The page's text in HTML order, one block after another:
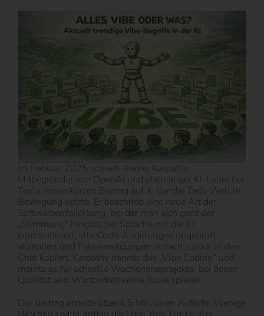
Im Februar 2025 schrieb Andrej Karpathy,
Mitbegründer von OpenAI und ehemaliger KI-Leiter bei
Tesla, einen kurzen Beitrag auf X, der die Tech-Welt in
Bewegung setzte. Er beschrieb eine neue Art der
Softwareentwicklung, bei der man sich ganz der
„Stimmung“ hingibt, per Sprache mit der KI
kommuniziert, alle Code-Änderungen ungeprüft
akzeptiert und Fehlermeldungen einfach zurück in den
Chat kopiert. Karpathy nannte das „Vibe Coding“ und
meinte es für schnelle Wochenendprojekte, bei denen
Qualität und Wartbarkeit keine Rolle spielen.
Der Beitrag erzielte über 4,5 Millionen Aufrufe. Wenige